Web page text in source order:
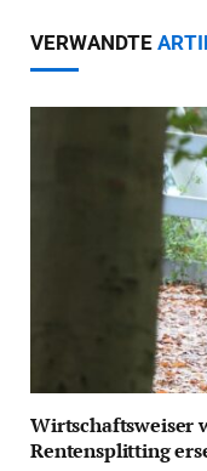
VERWANDTE
Wirtschaftsweiser
Rentensplitting